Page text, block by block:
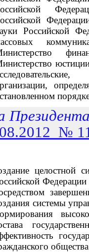
Российской
№
целостной
Федерации
системы